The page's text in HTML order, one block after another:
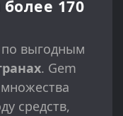
170
выгодным
. Gem
средств,